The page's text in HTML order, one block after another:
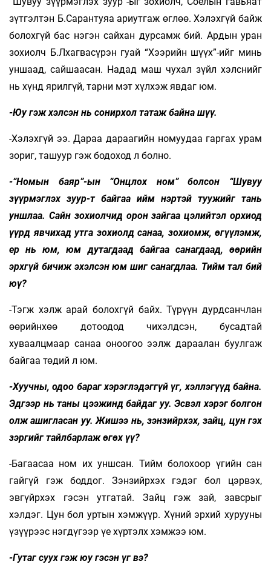
зүтгэлтэн Б.Сарантуяа ариутгаж өглөө. Хэлэхгүй байж
болохгүй бас нэгэн сайхан дурсамж бий. Ардын уран
зохиолч Б.Лхагвасүрэн гуай “Хээрийн шүүх”-ийг минь
уншаад, сайшаасан. Надад маш чухал зүйл хэлснийг
нь хүнд ярилгүй, тарни мэт хүлхэж явдаг юм.
-Юу гэж хэлсэн нь сонирхол татаж байна шүү.
-Хэлэхгүй ээ. Дараа дараагийн номуудаа гаргах урам
зориг, ташуур гэж бодоход л болно.
-“Номын баяр”-ын “Онцлох ном” болсон “Шувуу
зүүрмэглэх зуур-т байгаа ийм нэртэй туужийг тань
уншлаа. Сайн зохиолчид орон зайгаа цэлийтэл орхиод
үүрд явчихад утга зохиолд санаа, зохиомж, өгүүлэмж,
ер нь юм, юм дутагдаад байгаа санагдаад, өөрийн
эрхгүй бичиж эхэлсэн юм шиг санагдлаа. Тийм тал бий
юү?
-Тэгж хэлж арай болохгүй байх. Түрүүн дурдсанчлан
өөрийнхөө дотоодод чихэлдсэн, бусадтай
хуваалцмаар санаа оноогоо ээлж дараалан буулгаж
байгаа төдий л юм.
-Хуучны, одоо бараг хэрэглэдэггүй үг, хэллэгүүд байна.
Эдгээр нь таны цээжинд байдаг уу. Эсвэл хэрэг болгон
олж ашигласан уу. Жишээ нь, зэнзийрхэх, зайц, цун гэх
зэргийг тайлбарлаж өгөх үү?
-Багаасаа ном их уншсан. Тийм болохоор үгийн сан
гайгүй гэж боддог. Зэнзийрхэх гэдэг бол цэрвэх,
эвгүйрхэх гэсэн утгатай. Зайц гэж зай, завсрыг
хэлдэг. Цун бол уртын хэмжүүр. Хүний эрхий хурууны
үзүүрээс нэгдүгээр үе хүртэлх хэмжээ юм.
-Гутаг суух гэж юу гэсэн үг вэ?